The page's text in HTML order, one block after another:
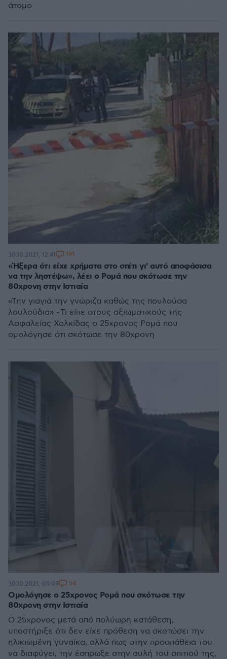
άτομο
«Ήξερα ότι είχε χρήματα στο σπίτι γι' αυτό αποφάσισα
να την ληστέψω», λέει ο Ρομά που σκότωσε την
80χρονη στην Ιστιαία
«Την γιαγιά την γνώριζα καθώς της πουλούσα
λουλούδια» - Τι είπε στους αξιωματικούς της
Ασφαλείας Χαλκίδας ο 25χρονος Ρομά που
ομολόγησε ότι σκότωσε την 80χρονη
30.10.2021, 12:41 191
Ομολόγησε ο 25χρονος Ρομά που σκότωσε την
80χρονη στην Ιστιαία
O 25χρονος μετά από πολύωρη κατάθεση,
υποστήριξε ότι δεν είχε πρόθεση να σκοτώσει την
ηλικιωμένη γυναίκα, αλλά πως στην προσπάθεια του
να διαφύγει, την έσπρωξε στην αυλή του σπιτιού της,
30.10.2021, 09:09 54